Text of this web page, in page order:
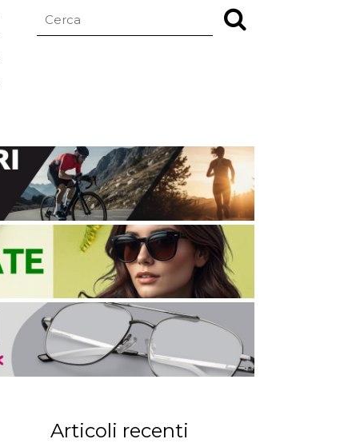
Articoli recenti